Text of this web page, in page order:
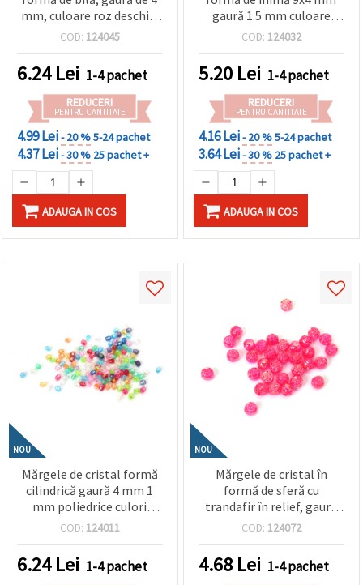
mm, culoare roz deschis,
curcubeu - 20 grame ~700
COD: 124045
6.24Lei 1-4 pachet
REDUCERI
PENTRU CANTITATE
4.99 Lei- 20 %5-24 pachet
4.37 Lei- 30 % 25 pachet +
ADAUGA IN COS
gaură 1.5 mm culoare
albastru curcubeu -20
COD: 124032
5.20 Lei 1-4 pachet
REDUCERI
PENTRU CANTITATE
4.16 Lei- 20 %5-24 pachet
3.64 Lei- 30 % 25 pachet +
ADAUGA IN COS
NOU
Mărgele de cristal formă
cilindrică gaură 4 mm 1
mm poliedrice culori
amestecate CURCUBEU
COD: 124011
6.24Lei 1-4 pachet
NOU
Mărgele de cristal în
formă de sferă cu
trandafir în relief, gaură
de 8 mm, culoare ciclam
grame ~80 bucăți
COD: 124072
4.68 Lei 1-4 pachet